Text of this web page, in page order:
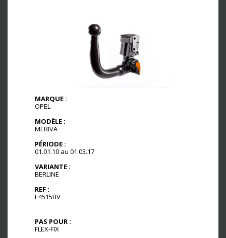
MARQUE :
OPEL
MODÈLE :
MERIVA
PÉRIODE :
01.01.10 au 01.03.17
VARIANTE :
BERLINE
REF :
E4515BV
PAS POUR :
FLEX-FIX